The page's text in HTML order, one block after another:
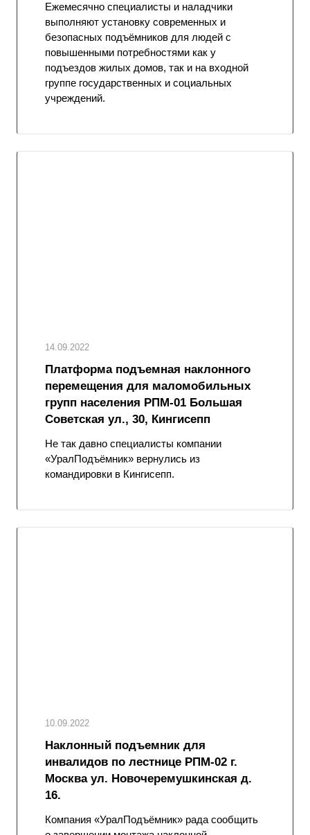
Ежемесячно специалисты и наладчики
выполняют установку современных и
безопасных подъёмников для людей с
повышенными потребностями как у
подъездов жилых домов, так и на входной
группе государственных и социальных
учреждений.
14.09.2022
Платформа подъемная наклонного
перемещения для маломобильных
групп населения РПМ-01 Большая
Советская ул., 30, Кингисепп
Не так давно специалисты компании
«УралПодъёмник» вернулись из
командировки в Кингисепп.
10.09.2022
Наклонный подъемник для
инвалидов по лестнице РПМ-02 г.
Москва ул. Новочеремушкинская д.
16.
Компания «УралПодъёмник» рада сообщить